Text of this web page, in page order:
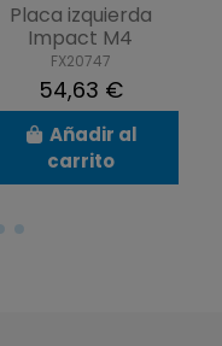
Placa izquierda
Impact M4
FX20747
54,63 €
Añadir al
carrito